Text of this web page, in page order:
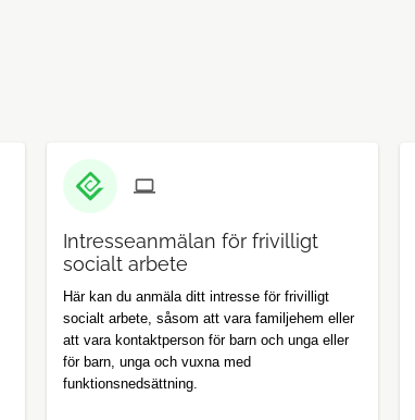
Intresseanmälan för frivilligt
socialt arbete
Här kan du anmäla ditt intresse för frivilligt
socialt arbete, såsom att vara familjehem eller
att vara kontaktperson för barn och unga eller
för barn, unga och vuxna med
funktionsnedsättning.